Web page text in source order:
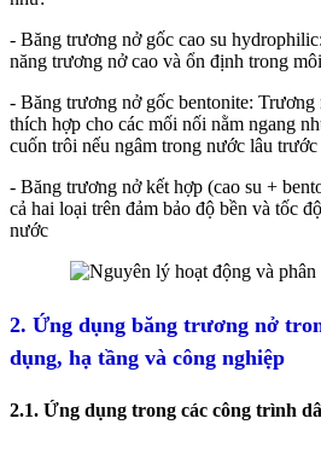
- Băng trương nở gốc cao su
năng trương nở cao và ổn định trong
- Băng trương nở gốc bentonite:
thích hợp cho các mối nối nằm ngang
cuốn trôi nếu ngâm trong nước lâu
- Băng trương nở kết hợp (cao su +
cả hai loại trên đảm bảo độ bền và tốc
nước
2. Ứng dụng băng trương nở
dụng, hạ tầng và công nghiệp
2.1. Ứng dụng trong các công trình